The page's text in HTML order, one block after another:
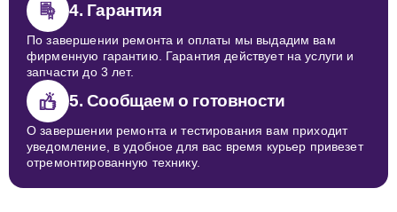
4. Гарантия
По завершении ремонта и оплаты мы выдадим вам
фирменную гарантию. Гарантия действует на услуги и
запчасти до 3 лет.
5. Сообщаем о готовности
О завершении ремонта и тестирования вам приходит
уведомление, в удобное для вас время курьер привезет
отремонтированную технику.